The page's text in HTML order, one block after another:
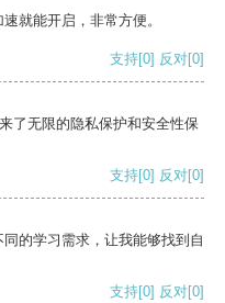
就能开启，非常方便。
支持[0] 反对[0]
了无限的隐私保护和安全性保
支持[0] 反对[0]
的学习需求，让我能够找到自
支持[0] 反对[0]